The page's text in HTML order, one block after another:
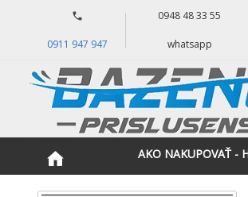
0911 947 947
0948 48 33 55
whatsapp
AKO NAKUPOVAŤ -